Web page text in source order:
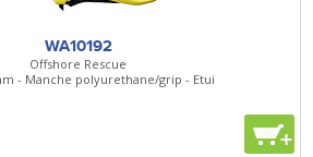
WA10192
Offshore Rescue
- Manche polyurethane/grip - Etui
+